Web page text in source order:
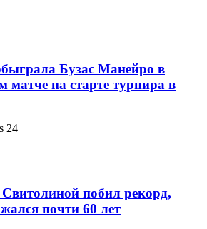
Бузас Манейро в
матче на старте турнира в
24
побил рекорд,
почти 60 лет